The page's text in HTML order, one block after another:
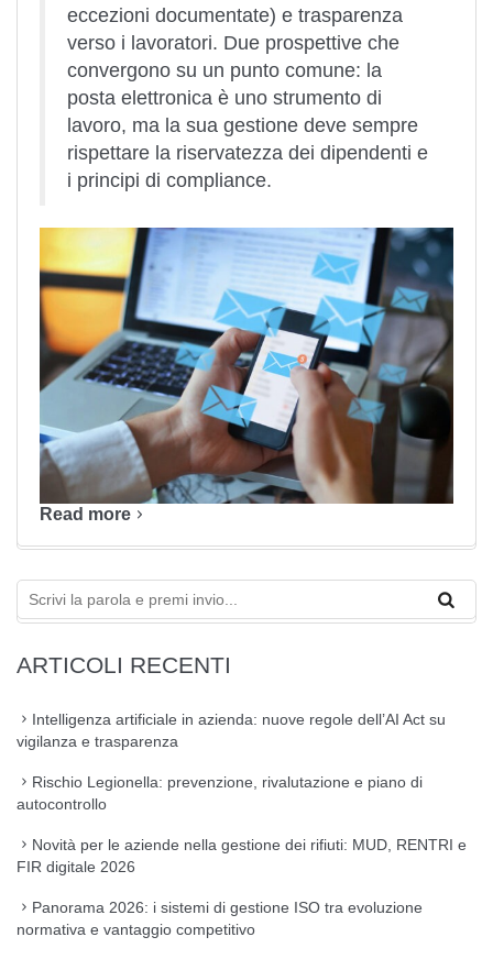
eccezioni documentate) e trasparenza
verso i lavoratori. Due prospettive che
convergono su un punto comune: la
posta elettronica è uno strumento di
lavoro, ma la sua gestione deve sempre
rispettare la riservatezza dei dipendenti e
i principi di compliance.
Read more
ARTICOLI RECENTI
Intelligenza artificiale in azienda: nuove regole dell’AI Act su
vigilanza e trasparenza
Rischio Legionella: prevenzione, rivalutazione e piano di
autocontrollo
Novità per le aziende nella gestione dei rifiuti: MUD, RENTRI e
FIR digitale 2026
Panorama 2026: i sistemi di gestione ISO tra evoluzione
normativa e vantaggio competitivo